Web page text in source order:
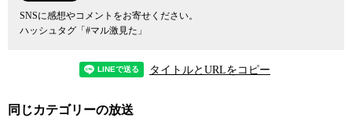
SNSに感想やコメントをお寄せください。
ハッシュタグ「#マル激見た」
タイトルとURLをコピー
同じカテゴリーの放送